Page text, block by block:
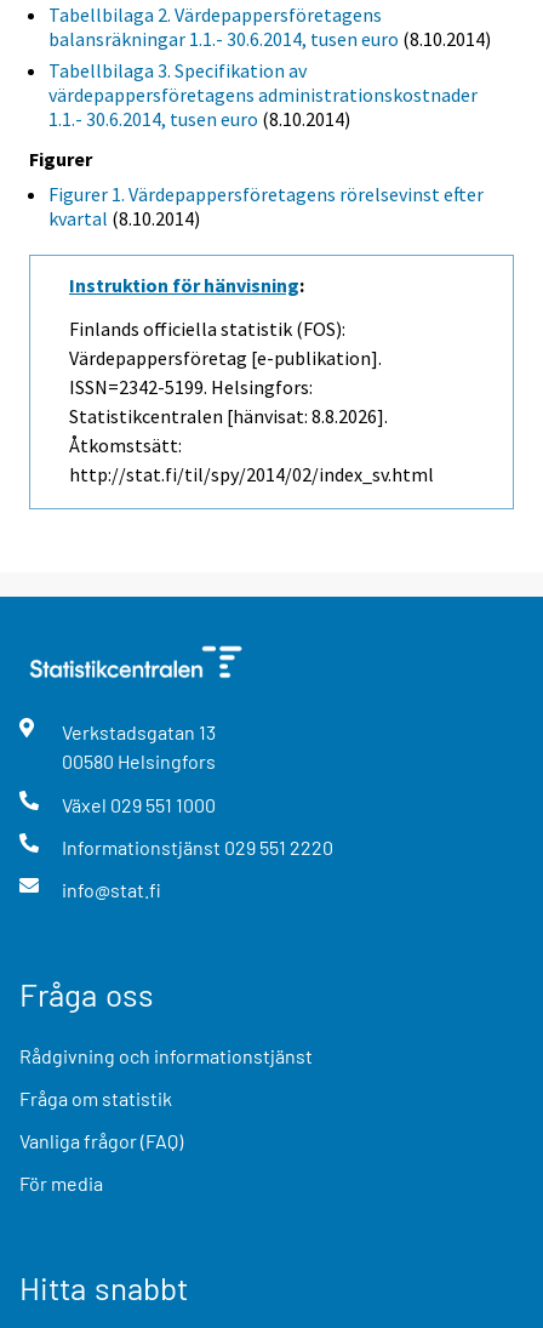
Tabellbilaga 2. Värdepappersföretagens
balansräkningar 1.1.- 30.6.2014, tusen euro (8.10.2014)
Tabellbilaga 3. Specifikation av
värdepappersföretagens administrationskostnader
1.1.- 30.6.2014, tusen euro (8.10.2014)
Figurer
Figurer 1. Värdepappersföretagens rörelsevinst efter
kvartal (8.10.2014)
Instruktion för hänvisning:
Finlands officiella statistik (FOS):
Värdepappersföretag [e-publikation].
ISSN=2342-5199. Helsingfors:
Statistikcentralen [hänvisat: 8.8.2026].
Åtkomstsätt:
http://stat.fi/til/spy/2014/02/index_sv.html
Verkstadsgatan 13
00580 Helsingfors
Växel 029 551 1000
Informationstjänst 029 551 2220
info@stat.fi
Fråga oss
Rådgivning och informationstjänst
Fråga om statistik
Vanliga frågor (FAQ)
För media
Hitta snabbt